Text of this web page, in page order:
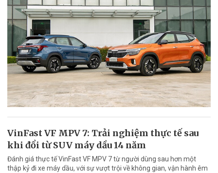
VinFast VF MPV 7: Trải nghiệm thực tế sau
khi đổi từ SUV máy dầu 14 năm
Đánh giá thực tế VinFast VF MPV 7 từ người dùng sau hơn một
thập kỷ đi xe máy dầu, với sự vượt trội về không gian, vận hành êm